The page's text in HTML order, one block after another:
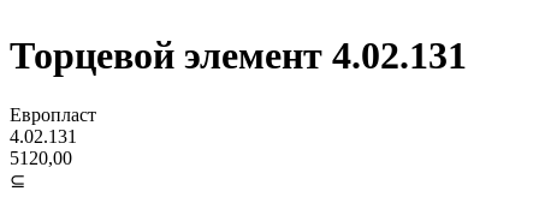
Торцевой элемент 4.02.131
Европласт
4.02.131
5120,00
⊆